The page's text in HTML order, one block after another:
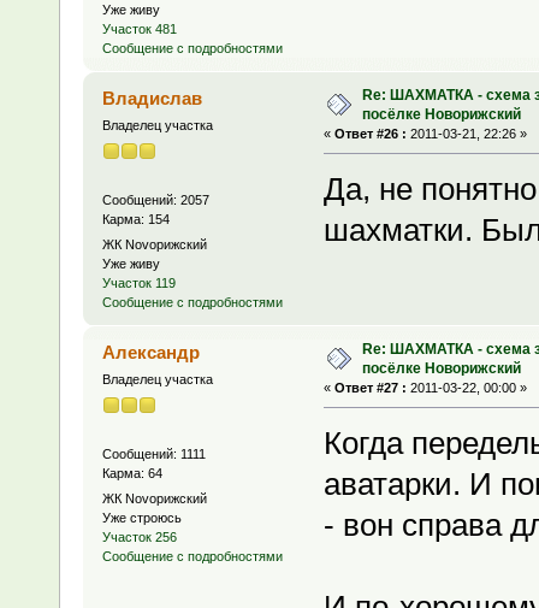
Уже живу
Участок 481
Сообщение с подробностями
Владислав
Владелец участка
Сообщений: 2057
Карма: 154
ЖК Novoрижский
Уже живу
Участок 119
Сообщение с подробностями
Re: ШАХМАТКА - схема
посёлке Новорижский
« Ответ #26 : 2011-03-21, 22:26 »
Да, не
шахматки.
Александр
Владелец участка
Сообщений: 1111
Карма: 64
ЖК Novoрижский
Уже строюсь
Участок 256
Сообщение с подробностями
Re: ШАХМАТКА - схема
посёлке Новорижский
« Ответ #27 : 2011-03-22, 00:00 »
Когда
аватарки. И
- вон справа